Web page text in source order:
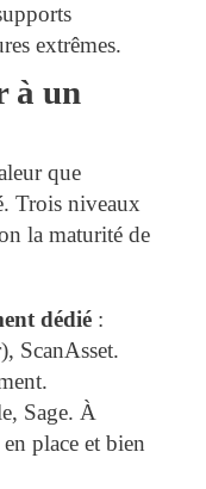
extrêmes.
à un
que
Trois niveaux
la maturité de
dédié :
ScanAsset.
Sage. À
place et bien